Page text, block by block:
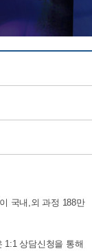
국내,외 과정 188만
1:1 상담신청을 통해